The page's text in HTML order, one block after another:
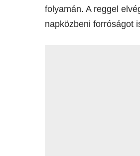
folyamán. A reggel
napközbeni forróságot